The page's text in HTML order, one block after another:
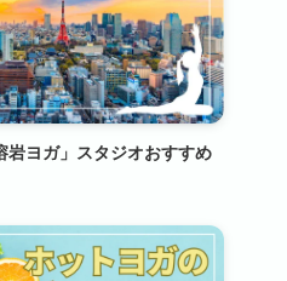
岩ヨガ」スタジオおすすめ